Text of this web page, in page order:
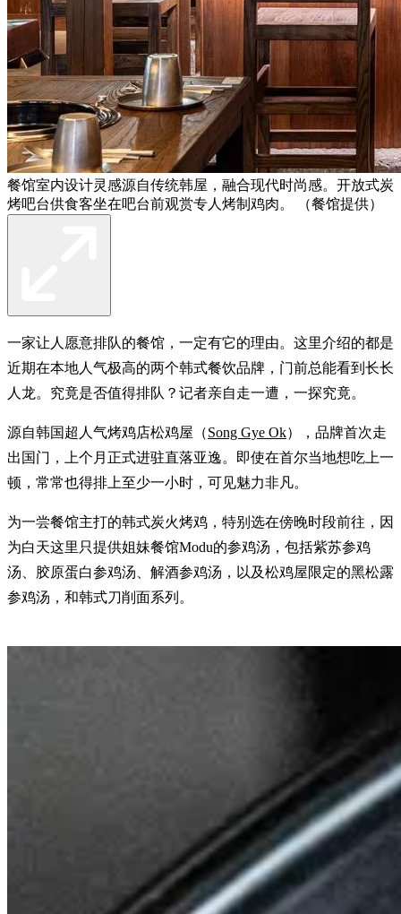
餐馆室内设计灵感源自传统韩屋，融合现代时尚感。开放式炭
烤吧台供食客坐在吧台前观赏专人烤制鸡肉。 （餐馆提供）
一家让人愿意排队的餐馆，一定有它的理由。这里介绍的都是
近期在本地人气极高的两个韩式餐饮品牌，门前总能看到长长
人龙。究竟是否值得排队？记者亲自走一遭，一探究竟。
源自韩国超人气烤鸡店松鸡屋（Song Gye Ok），品牌首次走
出国门，上个月正式进驻直落亚逸。即使在首尔当地想吃上一
顿，常常也得排上至少一小时，可见魅力非凡。
为一尝餐馆主打的韩式炭火烤鸡，特别选在傍晚时段前往，因
为白天这里只提供姐妹餐馆Modu的参鸡汤，包括紫苏参鸡
汤、胶原蛋白参鸡汤、解酒参鸡汤，以及松鸡屋限定的黑松露
参鸡汤，和韩式刀削面系列。